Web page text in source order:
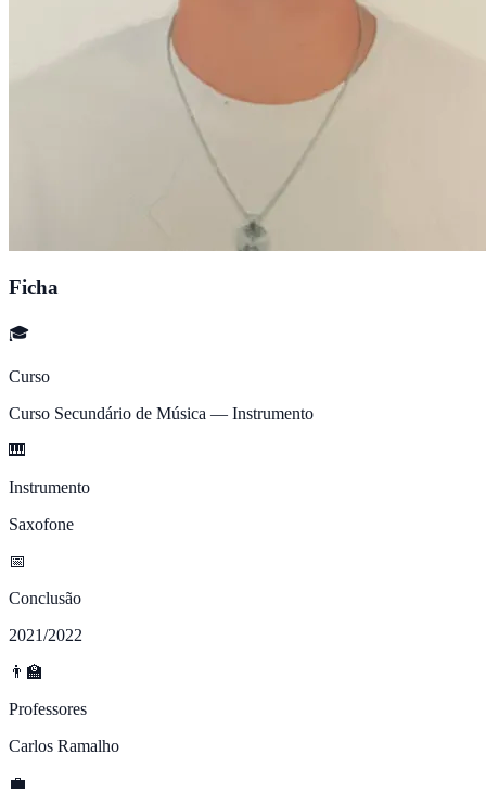
Ficha
🎓
Curso
Curso Secundário de Música — Instrumento
🎹
Instrumento
Saxofone
📅
Conclusão
2021/2022
👨‍🏫
Professores
Carlos Ramalho
💼